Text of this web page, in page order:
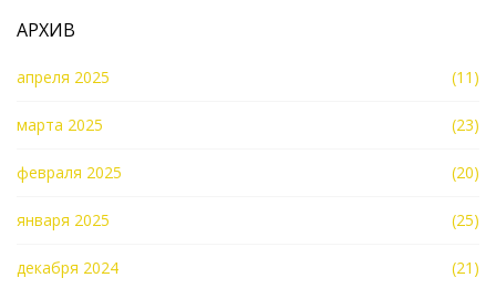
АРХИВ
апреля 2025 (11)
марта 2025 (23)
февраля 2025 (20)
января 2025 (25)
декабря 2024 (21)